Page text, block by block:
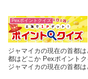
Pexポイントクイズ
ジャマイカの現在の首都
都はどこか Pexポイント
ジャマイカの現在の首都